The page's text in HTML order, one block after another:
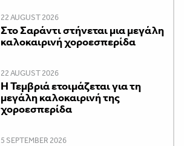
22 AUGUST 2026
Στο Σαράντι στήνεται μια μεγάλη
καλοκαιρινή χοροεσπερίδα
22 AUGUST 2026
Η Τεμβριά ετοιμάζεται για τη
μεγάλη καλοκαιρινή της
χοροεσπερίδα
5 SEPTEMBER 2026